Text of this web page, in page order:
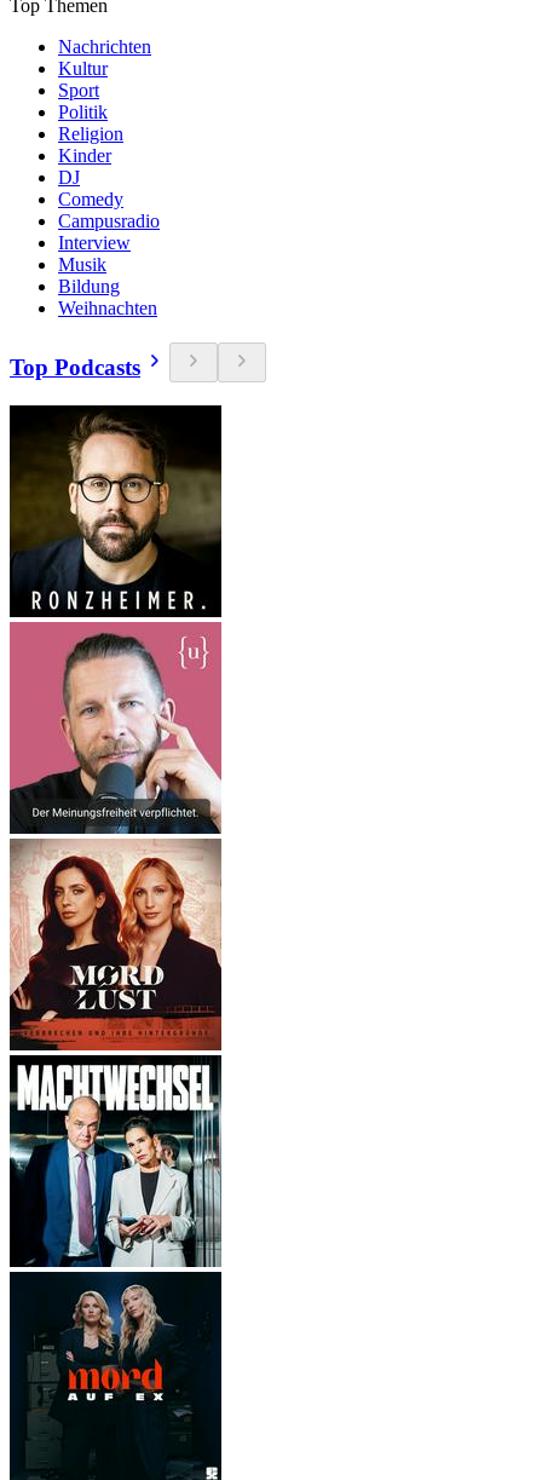
Top Themen
Nachrichten
Kultur
Sport
Politik
Religion
Kinder
DJ
Comedy
Campusradio
Interview
Musik
Bildung
Weihnachten
Top Podcasts